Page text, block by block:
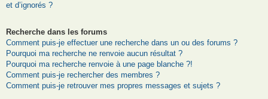
et d’ignorés ?
Recherche dans les forums
Comment puis-je effectuer une recherche dans un ou des forums ?
Pourquoi ma recherche ne renvoie aucun résultat ?
Pourquoi ma recherche renvoie à une page blanche ?!
Comment puis-je rechercher des membres ?
Comment puis-je retrouver mes propres messages et sujets ?